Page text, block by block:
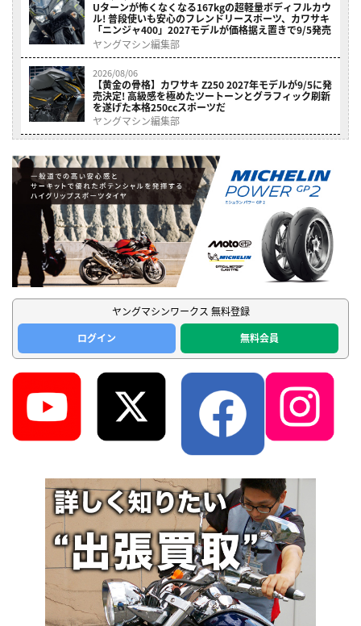
Uターンが怖くなくなる167kgの超軽量ボディフルカウ
ル! 普段使いも安心のフレンドリースポーツ、カワサキ
「ニンジャ400」2027モデルが価格据え置きで9/5発売
ヤングマシン編集部
2026/08/06
【黄金の骨格】カワサキ Z250 2027年モデルが9/5に発
売決定! 高級感を極めたツートーンとグラフィック刷新
を遂げた本格250ccスポーツだ
ヤングマシン編集部
ヤングマシンワークス 無料登録
ログイン
無料会員